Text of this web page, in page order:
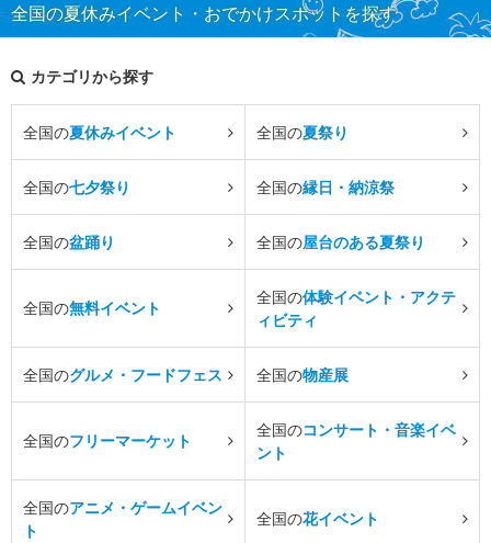
全国の夏休みイベント・おでかけスポットを探す
カテゴリから探す
全国の夏休みイベント 全国の夏祭り
全国の七夕祭り 全国の縁日・納涼祭
全国の盆踊り 全国の屋台のある夏祭り
全国の無料イベント
全国の体験イベント・アクテ
ィビティ
全国のグルメ・フードフェス 全国の物産展
全国のフリーマーケット
全国のコンサート・音楽イベ
ント
全国のアニメ・ゲームイベン
ト
全国の花イベント